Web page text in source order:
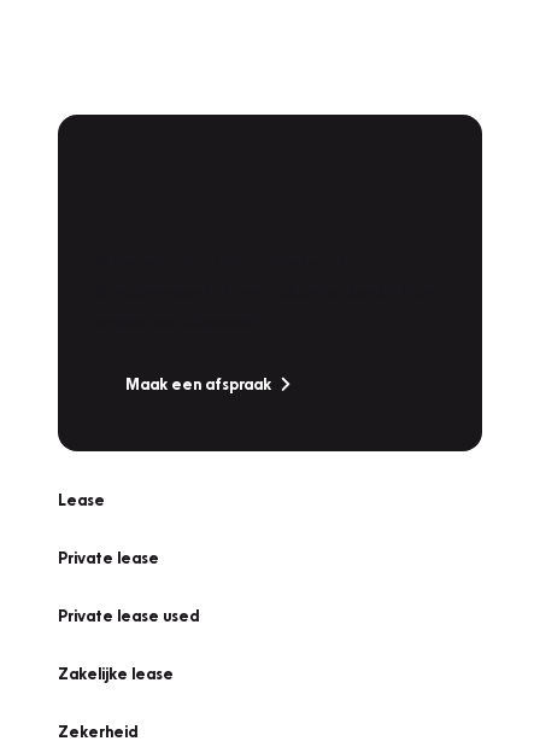
Maak een afspraak
Lease
Private lease
Private lease used
Zakelijke lease
Zekerheid